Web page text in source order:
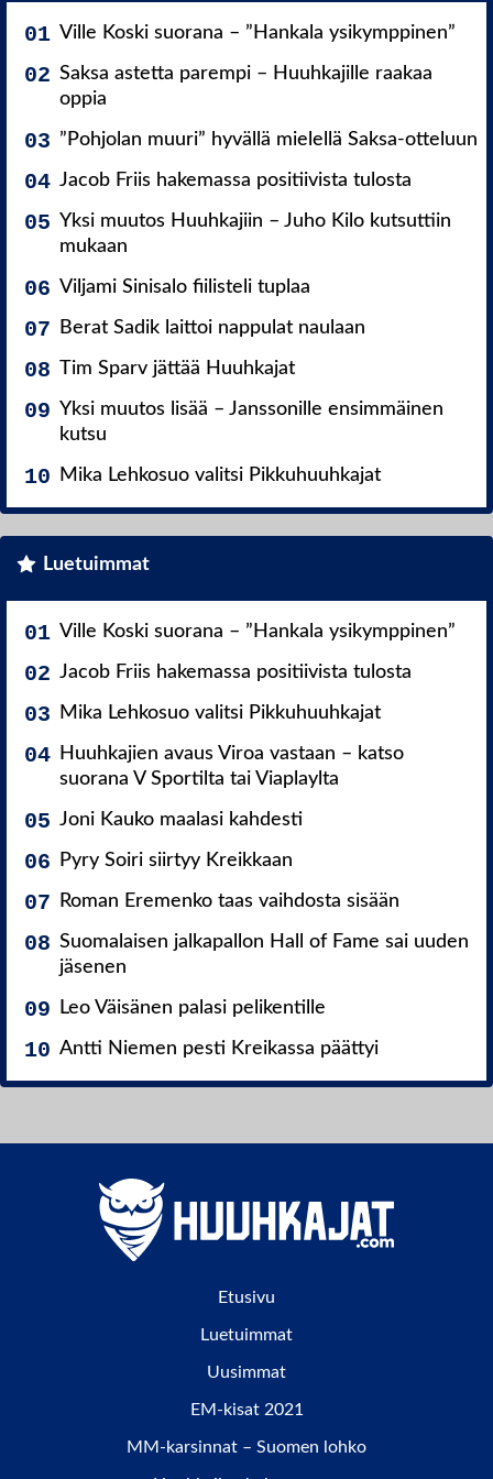
Ville Koski suorana – ”Hankala ysikymppinen”
Saksa astetta parempi – Huuhkajille raakaa
oppia
”Pohjolan muuri” hyvällä mielellä Saksa-otteluun
Jacob Friis hakemassa positiivista tulosta
Yksi muutos Huuhkajiin – Juho Kilo kutsuttiin
mukaan
Viljami Sinisalo fiilisteli tuplaa
Berat Sadik laittoi nappulat naulaan
Tim Sparv jättää Huuhkajat
Yksi muutos lisää – Janssonille ensimmäinen
kutsu
Mika Lehkosuo valitsi Pikkuhuuhkajat
Luetuimmat
Ville Koski suorana – ”Hankala ysikymppinen”
Jacob Friis hakemassa positiivista tulosta
Mika Lehkosuo valitsi Pikkuhuuhkajat
Huuhkajien avaus Viroa vastaan – katso
suorana V Sportilta tai Viaplaylta
Joni Kauko maalasi kahdesti
Pyry Soiri siirtyy Kreikkaan
Roman Eremenko taas vaihdosta sisään
Suomalaisen jalkapallon Hall of Fame sai uuden
jäsenen
Leo Väisänen palasi pelikentille
Antti Niemen pesti Kreikassa päättyi
Etusivu
Luetuimmat
Uusimmat
EM-kisat 2021
MM-karsinnat – Suomen lohko